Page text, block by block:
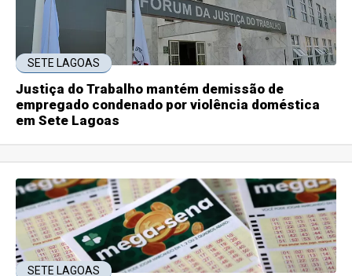
SETE LAGOAS
Justiça do Trabalho mantém demissão de
empregado condenado por violência doméstica
em Sete Lagoas
SETE LAGOAS